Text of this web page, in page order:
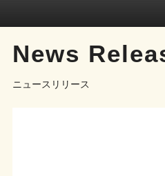
News
ニュースリリース